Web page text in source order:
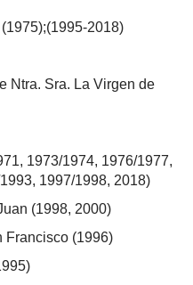
2018)
Ntra. Sra. La Virgen de
1973/1974, 1976/1977,
1997/1998, 2018)
(1998, 2000)
(1996)